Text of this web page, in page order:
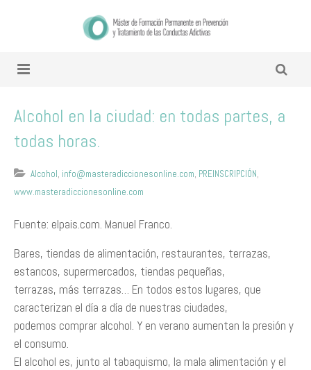
Alcohol en la ciudad: en todas partes, a
todas horas.
Alcohol, info@masteradiccionesonline.com, PREINSCRIPCIÓN,
www.masteradiccionesonline.com
Fuente: elpais.com. Manuel Franco.
Bares, tiendas de alimentación, restaurantes, terrazas,
estancos, supermercados, tiendas pequeñas,
terrazas, más terrazas… En todos estos lugares, que
caracterizan el día a día de nuestras ciudades,
podemos comprar alcohol. Y en verano aumentan la presión y
el consumo.
El alcohol es, junto al tabaquismo, la mala alimentación y el